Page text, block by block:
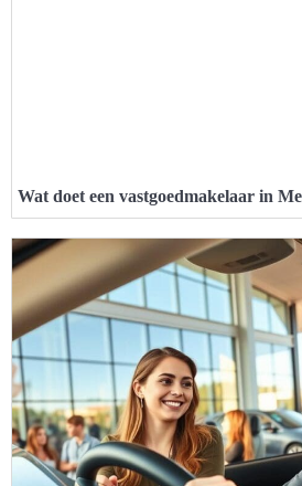
Wat doet een vastgoedmakelaar in